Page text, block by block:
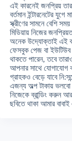
এই কারনেই জনপ্রিয়
বর্তমান ইন্টারনেটের যুগে
স্ক্রীণের সামনে বেশি
মিডিয়ায় নিজের
অনেক উদ্যোক্তাই এই
ফেসবুক পেজ বা ইউটিউব
থাকতে পারেন, তবে
আপনার সাথে যোগাযোগ
গ্রাহকও বেড়ে যাবে
এজন্য অল্প টাকায় ভলবো
নিজেকে ব্রান্ডিং করুন
ছবিতে থাকা আমার